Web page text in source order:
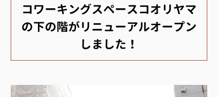
コワーキングスペースコオリヤマ
の下の階がリニューアルオープン
しました！